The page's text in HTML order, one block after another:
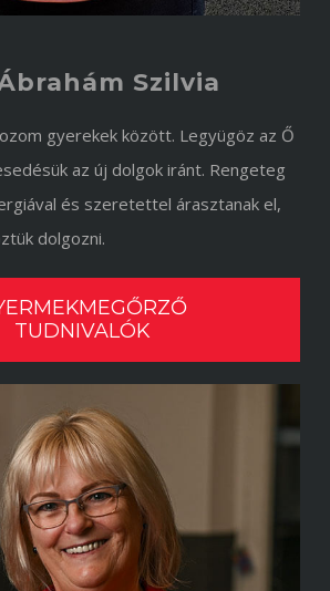
Szilvia
gyerekek között. Legyügöz az Ő
az új dolgok iránt. Rengeteg
és szeretettel árasztanak el,
dolgozni.
TUDNIVALÓK